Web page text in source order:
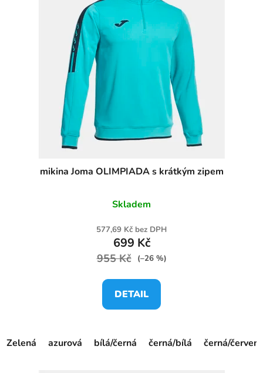
mikina Joma OLIMPIADA s krátkým zipem
Skladem
577,69 Kč bez DPH
699 Kč
955 Kč (–26 %)
DETAIL
Zelená azurová bílá/černá černá/bílá černá/